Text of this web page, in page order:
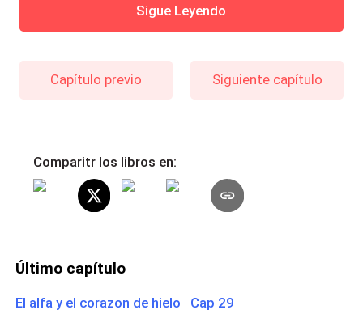
Sigue Leyendo
Capítulo previo Siguiente capítulo
Comparitr los libros en:
Último capítulo
El alfa y el corazon de hielo Cap 29